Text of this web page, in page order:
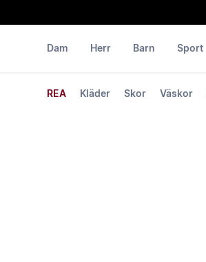
Dam
REA Kläder Skor Väskor
Herr Barn Sport